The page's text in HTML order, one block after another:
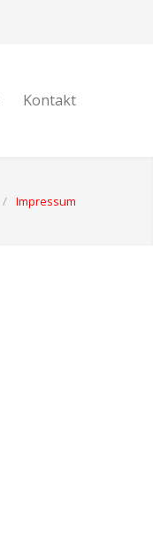
Kontakt
/ Impressum